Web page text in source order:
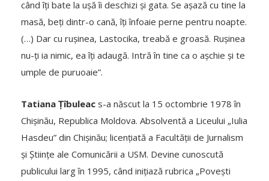
când îți bate la ușă îi deschizi și gata. Se așază cu tine la
masă, beți dintr-o cană, îți înfoaie perne pentru noapte.
(…) Dar cu rușinea, Lastocika, treabă e groasă. Rușinea
nu-ți ia nimic, ea îți adaugă. Intră în tine ca o așchie și te
umple de puruoaie”.
Tatiana Țîbuleac s-a născut la 15 octombrie 1978 în
Chișinău, Republica Moldova. Absolventă a Liceului „Iulia
Hasdeu” din Chișinău; licențiată a Facultății de Jurnalism
și Științe ale Comunicării a USM. Devine cunoscută
publicului larg în 1995, când inițiază rubrica „Povești